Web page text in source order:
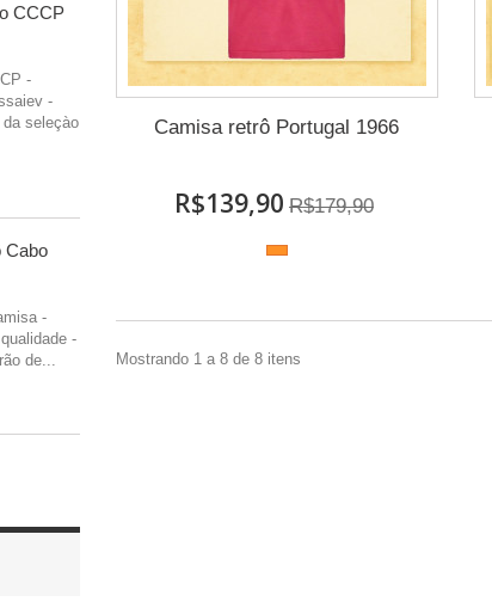
CCCP
-
-
seleçào
Cabo
-
-
de...
Camisa retrô Portugal 1966
R$139,90 R$179,90
Mostrando 1 a 8 de 8 itens